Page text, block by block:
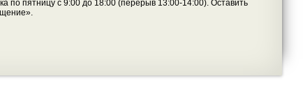
по пятницу с 9:00 до 18:00 (перерыв 13:00-14:00). Оставить